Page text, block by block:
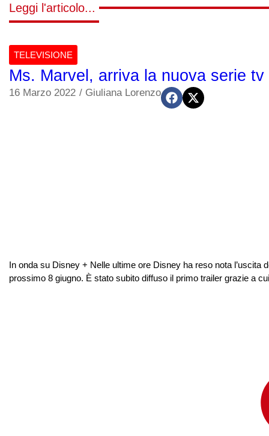
Leggi l'articolo...
TELEVISIONE
Ms. Marvel, arriva la nuova serie
16 Marzo 2022 / Giuliana Lorenzo
In onda su Disney + Nelle ultime ore Disney ha reso nota
prossimo 8 giugno. È stato subito diffuso il primo trailer grazie a